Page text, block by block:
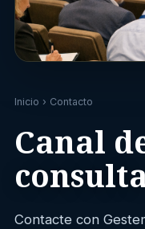
Inicio › Contacto
Canal
Contacte con